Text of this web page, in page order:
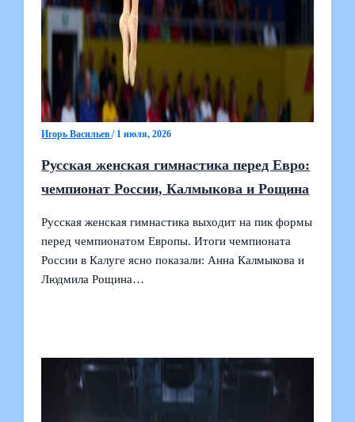
Игорь Васильев/ 1 июля, 2026
Русская женская гимнастика перед Евро:
чемпионат России, Калмыкова и Рощина
Русская женская гимнастика выходит на пик формы
перед чемпионатом Европы. Итоги чемпионата
России в Калуге ясно показали: Анна Калмыкова и
Людмила Рощина…